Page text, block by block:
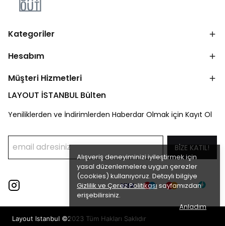
Alışveriş deneyiminizi iyileştirmek için
yasal düzenlemelere uygun çerezler
(cookies) kullanıyoruz. Detaylı bilgiye
Gizlilik ve Çerez Politikası sayfamızdan
erişebilirsiniz.
Anladım
Kategoriler
Hesabım
Müşteri Hizmetleri
LAYOUT İSTANBUL Bülten
Yeniliklerden ve İndirimlerden Haberdar Olmak için Kayıt Ol
BİZE KATIL!
Layout Istanbul ©2023 Tüm Hakları Saklıdır